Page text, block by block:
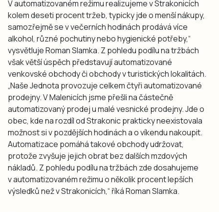
V automatizovaném režimu realizujeme v Strakonicích
kolem deseti procent tržeb, typicky jde o menší nákupy,
samozřejmě se v večerních hodinách prodává více
alkohol, různé pochutiny nebo hygienické potřeby,“
vysvětluje Roman Slamka. Z pohledu podílu na tržbách
však větší úspěch představují automatizované
venkovské obchody či obchody v turistických lokalitách.
„Naše Jednota provozuje celkem čtyři automatizované
prodejny. V Malenicích jsme přešli na částečně
automatizovaný prodej u malé vesnické prodejny. Jde o
obec, kde na rozdíl od Strakonic prakticky neexistovala
možnost si v pozdějších hodinách a o víkendu nakoupit.
Automatizace pomáhá takové obchody udržovat,
protože zvyšuje jejich obrat bez dalších mzdových
nákladů. Z pohledu podílu na tržbách zde dosahujeme
v automatizovaném režimu o několik procent lepších
výsledků než v Strakonicích,“ říká Roman Slamka.